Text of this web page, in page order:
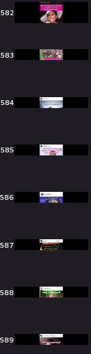
582
583
584
585
586
587
588
589